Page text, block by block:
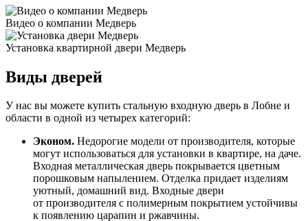
Видео о компании Медверь
Установка квартирной двери Медверь
Виды дверей
У нас вы можете купить стальную входную дверь в Лобне и
области в одной из четырех категорий:
Эконом. Недорогие модели от производителя, которые
могут использоваться для установки в квартире, на даче.
Входная металлическая дверь покрывается цветным
порошковым напылением. Отделка придает изделиям
уютный, домашний вид. Входные двери
от производителя с полимерным покрытием устойчивы
к появлению царапин и ржавчины.